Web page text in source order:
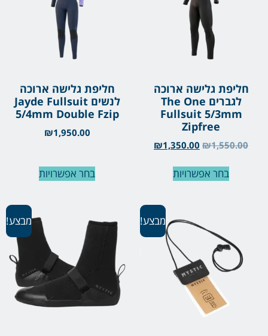
חליפת גלישה ארוכה
לגברים The One
Fullsuit 5/3mm
Zipfree
₪1,550.00
₪1,350.00
בחר אפשרויות
חליפת גלישה ארוכה
לנשים Jayde Fullsuit
5/4mm Double Fzip
₪1,950.00
בחר אפשרויות
מבצע! מבצע!